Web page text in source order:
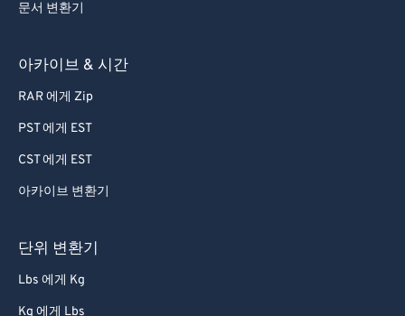
문서 변환기
아카이브 & 시간
RAR 에게 Zip
PST 에게 EST
CST 에게 EST
아카이브 변환기
단위 변환기
Lbs 에게 Kg
Kg 에게 Lbs